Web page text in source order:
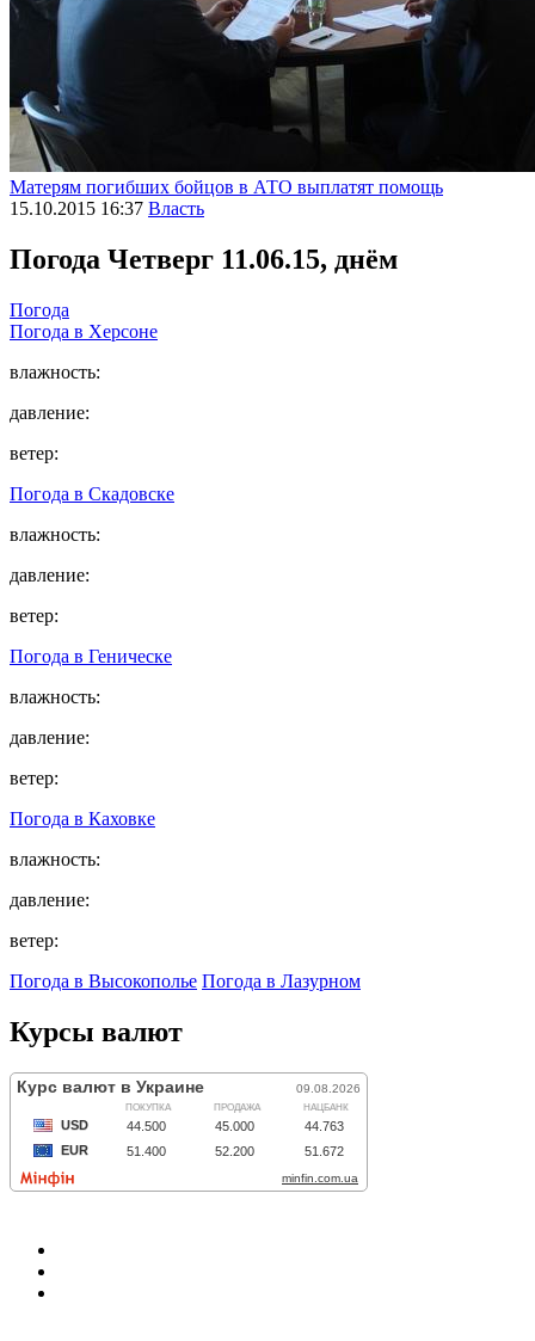
Матерям погибших бойцов в АТО выплатят помощь
15.10.2015 16:37 Власть
Погода Четверг 11.06.15, днём
Погода
Погода в Херсоне
влажность:
давление:
ветер:
Погода в Скадовске
влажность:
давление:
ветер:
Погода в Геническе
влажность:
давление:
ветер:
Погода в Каховке
влажность:
давление:
ветер:
Погода в Высокополье Погода в Лазурном
Курсы валют